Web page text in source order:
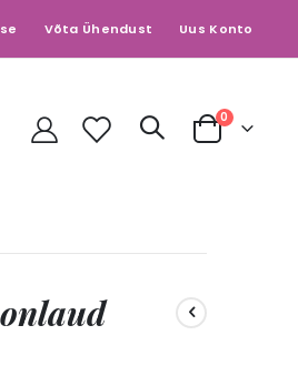
Võta Ühendust Uus Konto
Cart
0toodet